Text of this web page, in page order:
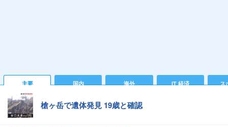
主要 国内 海外 IT 経済 ス
槍ヶ岳で遺体発見 19歳と確認